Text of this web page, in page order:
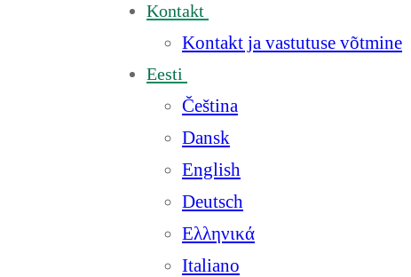
Kontakt
Kontakt ja vastutuse võtmine
Eesti
Čeština
Dansk
English
Deutsch
Ελληνικά
Italiano